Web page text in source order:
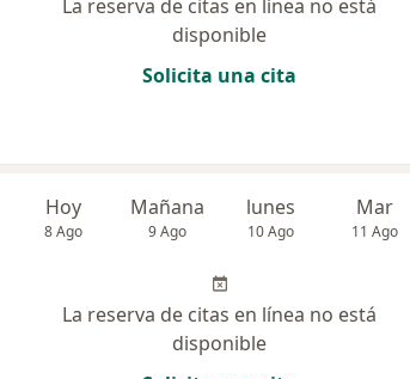
La reserva de citas en línea no está
disponible
Solicita una cita
Hoy
8 Ago
Mañana
9 Ago
lunes
10 Ago
Mar
11 Ago
La reserva de citas en línea no está
disponible